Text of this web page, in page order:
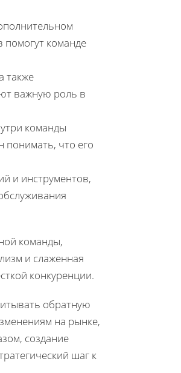
помогут команде
также
важную роль в
команды
понимать, что его
и инструментов,
команды,
и слаженная
конкуренции.
обратную
на рынке,
создание
шаг к